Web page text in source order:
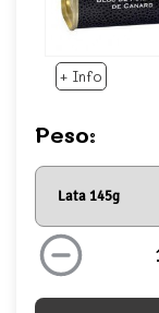
+ Info
Peso: